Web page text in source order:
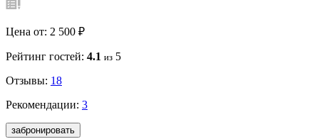
Цена от: 2 500 ₽
Рейтинг гостей: 4.1 из 5
Отзывы: 18
Рекомендации: 3
забронировать